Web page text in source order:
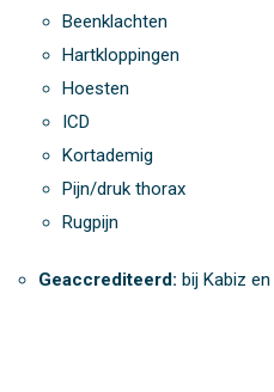
Beenklachten
Hartkloppingen
Hoesten
ICD
Kortademig
Pijn/druk thorax
Rugpijn
Geaccrediteerd: bij Kabiz